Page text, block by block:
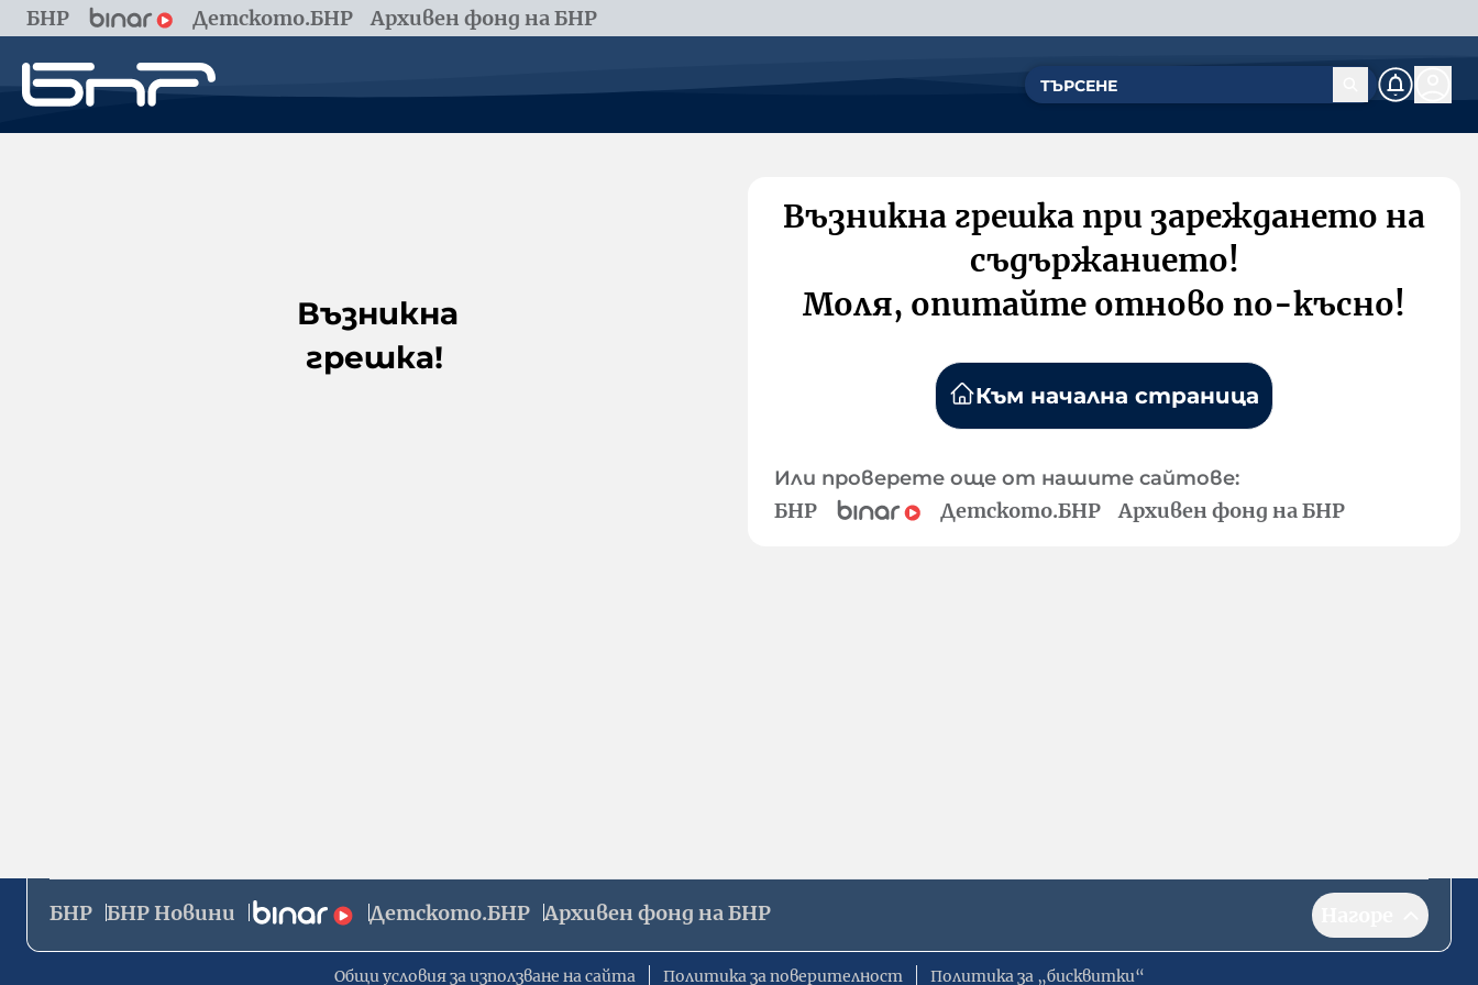
БНР Детското.БНР Архивен фонд на БНР
Възникна
грешка!
Възникна грешка при зареждането на
съдържанието!
Моля, опитайте отново по-късно!
Към начална страница
Или проверете още от нашите сайтове:
БНР Детското.БНР Архивен фонд на БНР
БНР БНР Новини Детското.БНР Архивен фонд на БНР
Общи условия за използване на сайта Политика за поверителност Политика за „бисквитки“